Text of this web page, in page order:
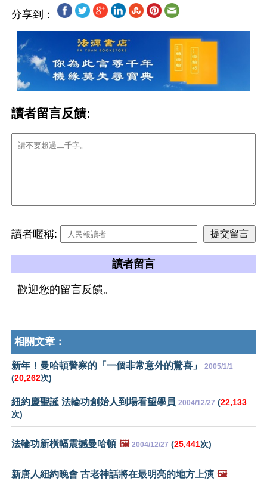
分享到：
讀者留言反饋:
讀者暱稱:
讀者留言
歡迎您的留言反饋。
相關文章：
新年！曼哈頓警察的「一個非常意外的驚喜」 2005/1/1
(20,262次)
紐約慶聖誕 法輪功創始人到場看望學員 2004/12/27 (22,133
次)
法輪功新橫幅震撼曼哈頓 🖼️ 2004/12/27 (25,441次)
新唐人紐約晚會 古老神話將在最明亮的地方上演 🖼️